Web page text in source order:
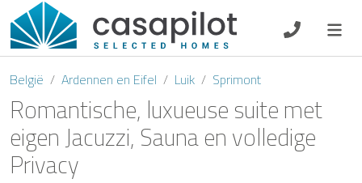
DE EN ES FR
Ontbijt
België Ardennen en Eifel Luik Sprimont
Romantische, luxueuse suite met
eigen Jacuzzi, Sauna en volledige
Privacy